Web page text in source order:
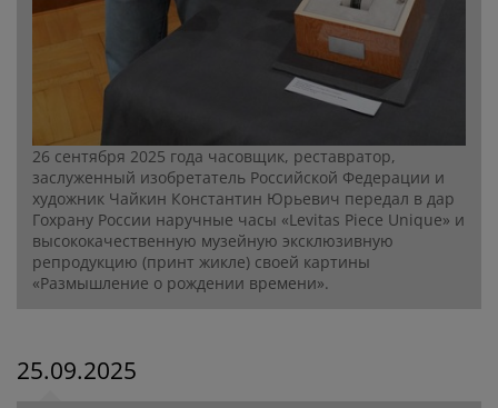
26 сентября 2025 года часовщик, реставратор,
заслуженный изобретатель Российской Федерации и
художник Чайкин Константин Юрьевич передал в дар
Гохрану России наручные часы «Levitas Piece Unique» и
высококачественную музейную эксклюзивную
репродукцию (принт жикле) своей картины
«Размышление о рождении времени».
25.09.2025